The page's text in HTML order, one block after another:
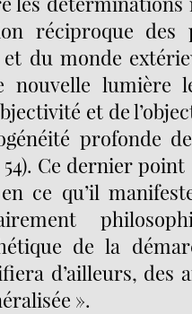
réciproque des
du monde
nouvelle lumière
et de
profonde
Ce dernier
ce qu’il
de la
d’ailleurs, des
».